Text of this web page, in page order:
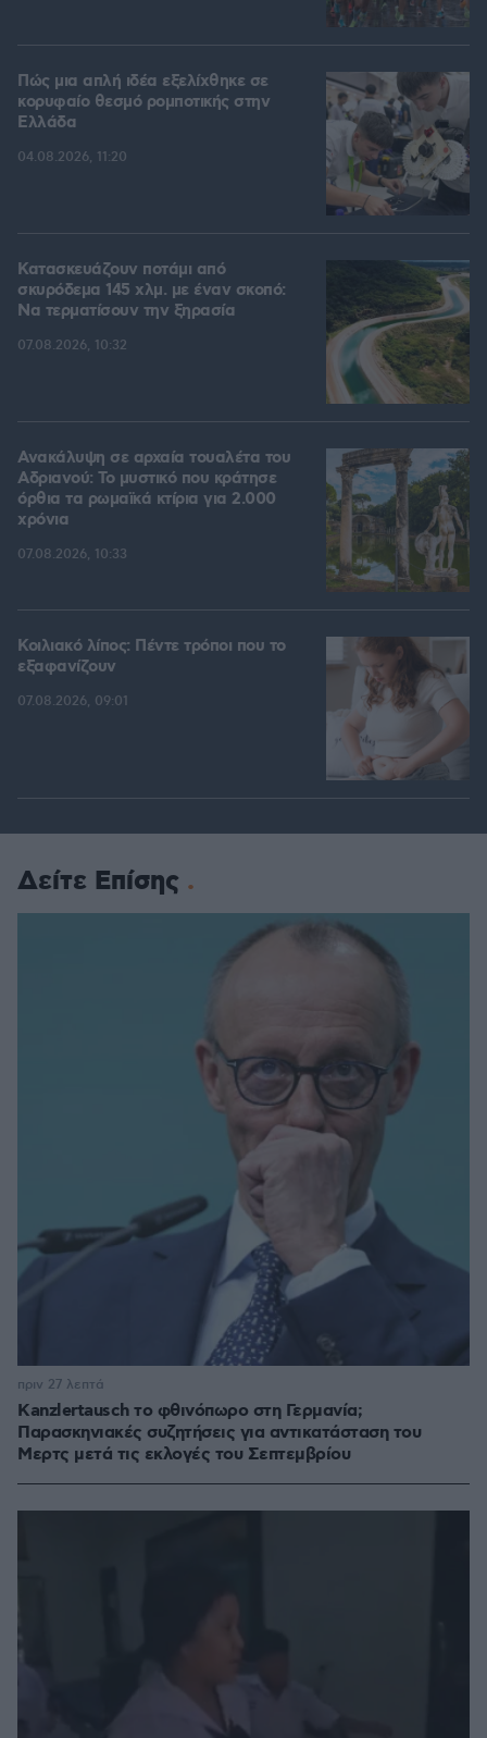
Πώς μια απλή ιδέα εξελίχθηκε σε
κορυφαίο θεσμό ρομποτικής στην
Ελλάδα
04.08.2026, 11:20
Κατασκευάζουν ποτάμι από
σκυρόδεμα 145 χλμ. με έναν σκοπό:
Να τερματίσουν την ξηρασία
07.08.2026, 10:32
Ανακάλυψη σε αρχαία τουαλέτα του
Αδριανού: Το μυστικό που κράτησε
όρθια τα ρωμαϊκά κτίρια για 2.000
χρόνια
07.08.2026, 10:33
Κοιλιακό λίπος: Πέντε τρόποι που το
εξαφανίζουν
07.08.2026, 09:01
Δείτε Επίσης
Kanzlertausch το φθινόπωρο στη Γερμανία;
Παρασκηνιακές συζητήσεις για αντικατάσταση του
Μερτς μετά τις εκλογές του Σεπτεμβρίου
πριν 27 λεπτά